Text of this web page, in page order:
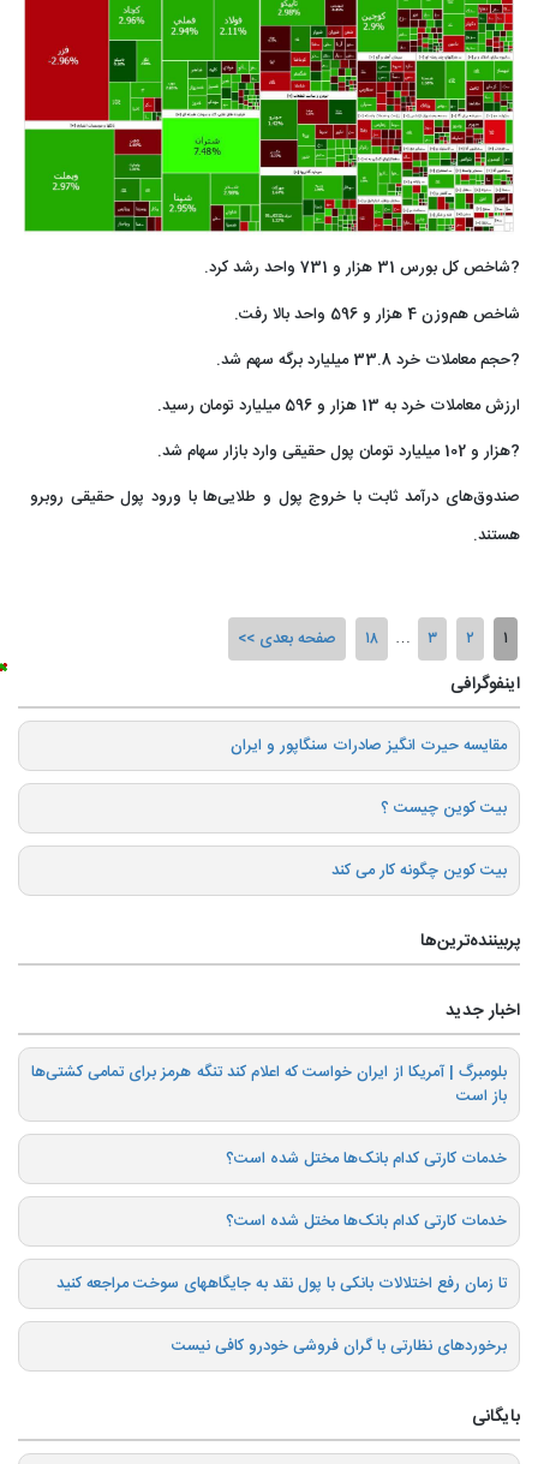
?شاخص کل بورس 31 هزار و 731 واحد رشد کرد.
شاخص هم‌وزن 4 هزار و 596 واحد بالا رفت.
?حجم معاملات خرد 33.8 میلیارد برگه سهم شد.
ارزش معاملات خرد به 13 هزار و 596 میلیارد تومان رسید.
?هزار و 102 میلیارد تومان پول حقیقی وارد بازار سهام شد.
صندوق‌های درآمد ثابت با خروج پول و طلایی‌ها با ورود پول حقیقی روبرو
هستند.
۲ ۳ … ۱۸ صفحه بعدی
اینفوگرافی
️مقایسه حیرت انگیز صادرات سنگاپور و ایران
بیت کوین چیست ؟
بیت کوین چگونه کار می کند
پربیننده‌ترین‌ها
اخبار جدید
بلومبرگ | آمریکا از ایران خواست که اعلام کند تنگه هرمز برای تمامی کشتی‌ها
باز است
خدمات کارتی کدام بانک‌ها مختل شده است؟
خدمات کارتی کدام بانک‌ها مختل شده است؟
تا زمان رفع اختلالات بانکی با پول نقد به جایگاههای سوخت مراجعه کنید
برخوردهای نظارتی با گران فروشی خودرو کافی نیست
بایگانی